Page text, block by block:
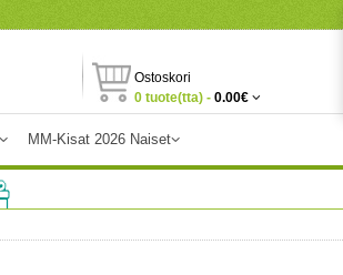
Ostoskori
0 tuote(tta) - 0.00€
MM-Kisat 2026 Naiset